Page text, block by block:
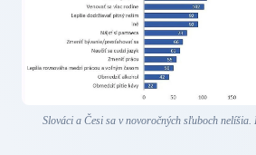
Slováci a Česi sa v novoročných sľuboch